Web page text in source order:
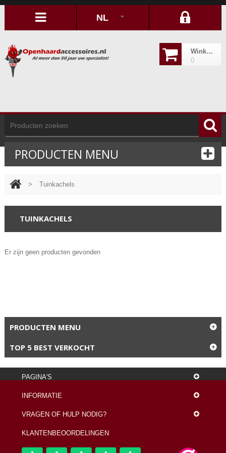
Winkelwagen
0
NL
PRODUCTEN MENU
> Tuinkachels
TUINKACHELS
Er zijn geen producten gevonden
PRODUCTEN MENU
TOP 5 BEST VERKOCHT
PAGINA'S
INFORMATIE
VRAGEN OF HULP NODIG?
KLANTENBEOORDELINGEN